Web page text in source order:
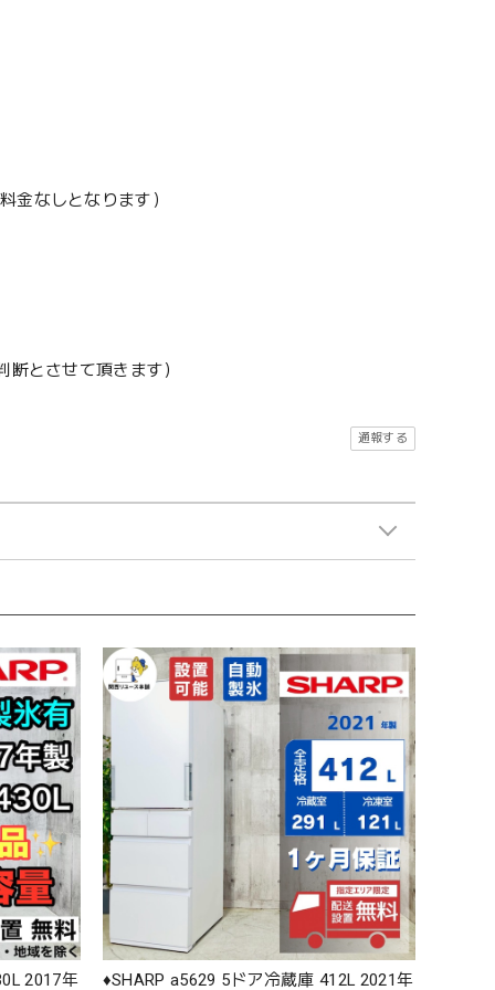
金なしとなります）
とさせて頂きます）
通報する
2017年 ♦️SHARP a5629 5ドア冷蔵庫 412L 2021年